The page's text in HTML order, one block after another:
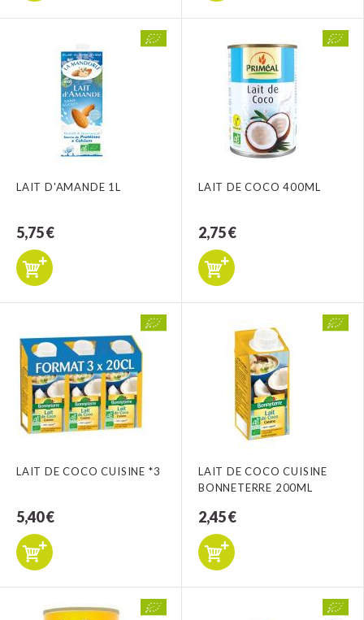
LAIT D'AMANDE 1L
5,75 €
LAIT DE COCO 400ML
2,75 €
LAIT DE COCO CUISINE *3
5,40 €
LAIT DE COCO CUISINE
BONNETERRE 200ML
2,45 €